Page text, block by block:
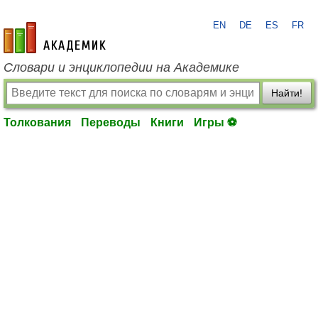
academic.ru
EN DE ES FR
Словари и энциклопедии на Академике
Найти!
Толкования Переводы Книги Игры ⚽